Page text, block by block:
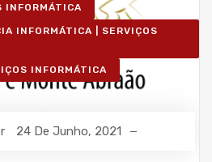
INFORMÁTICA
INFORMÁTICA | SERVIÇOS
INFORMÁTICA
24 De Junho, 2021